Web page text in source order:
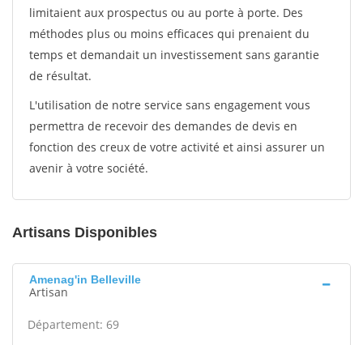
limitaient aux prospectus ou au porte à porte. Des
méthodes plus ou moins efficaces qui prenaient du
temps et demandait un investissement sans garantie
de résultat.
L'utilisation de notre service sans engagement vous
permettra de recevoir des demandes de devis en
fonction des creux de votre activité et ainsi assurer un
avenir à votre société.
Artisans Disponibles
Amenag'in Belleville
Artisan
Département: 69